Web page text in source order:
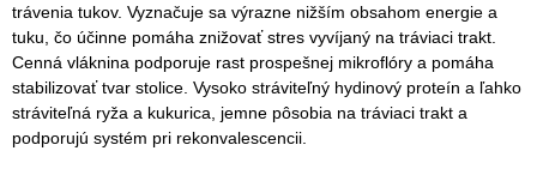
trávenia tukov. Vyznačuje sa výrazne nižším obsahom energie a
tuku, čo účinne pomáha znižovať stres vyvíjaný na tráviaci trakt.
Cenná vláknina podporuje rast prospešnej mikroflóry a pomáha
stabilizovať tvar stolice. Vysoko stráviteľný hydinový proteín a ľahko
stráviteľná ryža a kukurica, jemne pôsobia na tráviaci trakt a
podporujú systém pri rekonvalescencii.